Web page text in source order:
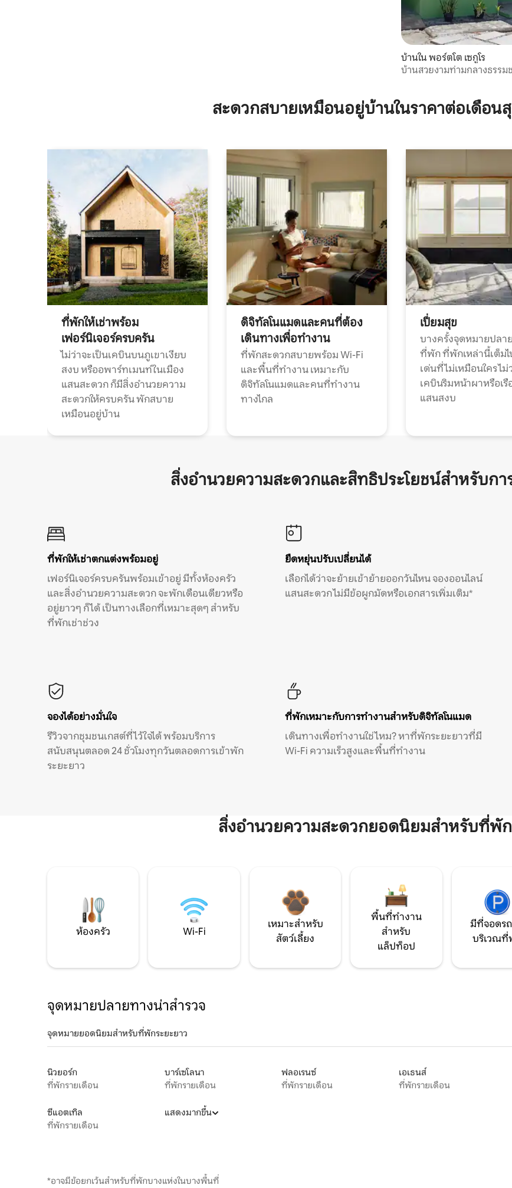
บ้านใน พอร์ตโต เซกูโร
บ้านสวยงามท่ามกลางธรรม
สะดวกสบายเหมือนอยู่บ้านในราคาต่อเดือน
ที่พักให้เช่าพร้อม
เฟอร์นิเจอร์ครบครัน
ไม่ว่าจะเป็นเคบินบนภูเขาเงียบ
สงบ หรืออพาร์ทเมนท์ในเมือง
แสนสะดวก ก็มีสิ่งอำนวยความ
สะดวกให้ครบครัน พักสบาย
เหมือนอยู่บ้าน
ดิจิทัลโนแมดและคนที่ต้อง
เดินทางเพื่อทำงาน
ที่พักสะดวกสบายพร้อม Wi-Fi
และพื้นที่ทำงาน เหมาะกับ
ดิจิทัลโนแมดและคนที่ทำงาน
ทางไกล
เปี่ยมสุข
บางครั้งจุดหมายปลา
ที่พัก ที่พักเหล่านี้เต็ม
เด่นที่ไม่เหมือนใคร ไม่
เคบินริมหน้าผาหรือเ
แสนสงบ
สิ่งอำนวยความสะดวกและสิทธิประโยชน์สำหรับกา
ที่พักให้เช่าตกแต่งพร้อมอยู่
เฟอร์นิเจอร์ครบครันพร้อมเข้าอยู่ มีทั้งห้องครัว
และสิ่งอำนวยความสะดวก จะพักเดือนเดียวหรือ
อยู่ยาวๆ ก็ได้ เป็นทางเลือกที่เหมาะสุดๆ สำหรับ
ที่พักเช่าช่วง
ยืดหยุ่นปรับเปลี่ยนได้
เลือกได้ว่าจะย้ายเข้าย้ายออกวันไหน จองออนไลน์
แสนสะดวก ไม่มีข้อผูกมัดหรือเอกสารเพิ่มเติม*
จองได้อย่างมั่นใจ
รีวิวจากชุมชนเกสต์ที่ไว้ใจได้ พร้อมบริการ
สนับสนุนตลอด 24 ชั่วโมงทุกวันตลอดการเข้าพัก
ระยะยาว
ที่พักเหมาะกับการทำงานสำหรับดิจิทัลโนแมด
เดินทางเพื่อทำงานใช่ไหม? หาที่พักระยะยาวที่มี
Wi-Fi ความเร็วสูงและพื้นที่ทำงาน
สิ่งอำนวยความสะดวกยอดนิยมสำหรับที่พั
ห้องครัว Wi-Fi
เหมาะสำหรับ
สัตว์เลี้ยง
พื้นที่ทำงาน
สำหรับ
แล็ปท็อป
มีที่จอดร
บริเวณที่
จุดหมายปลายทางน่าสำรวจ
จุดหมายยอดนิยมสำหรับที่พักระยะยาว
นิวยอร์ก
ที่พักรายเดือน
บาร์เซโลนา
ที่พักรายเดือน
ฟลอเรนซ์
ที่พักรายเดือน
เอเธนส์
ที่พักรายเดือน
ซีแอตเทิล
ที่พักรายเดือน
แสดงมากขึ้น
*อาจมีข้อยกเว้นสำหรับที่พักบางแห่งในบางพื้นที่